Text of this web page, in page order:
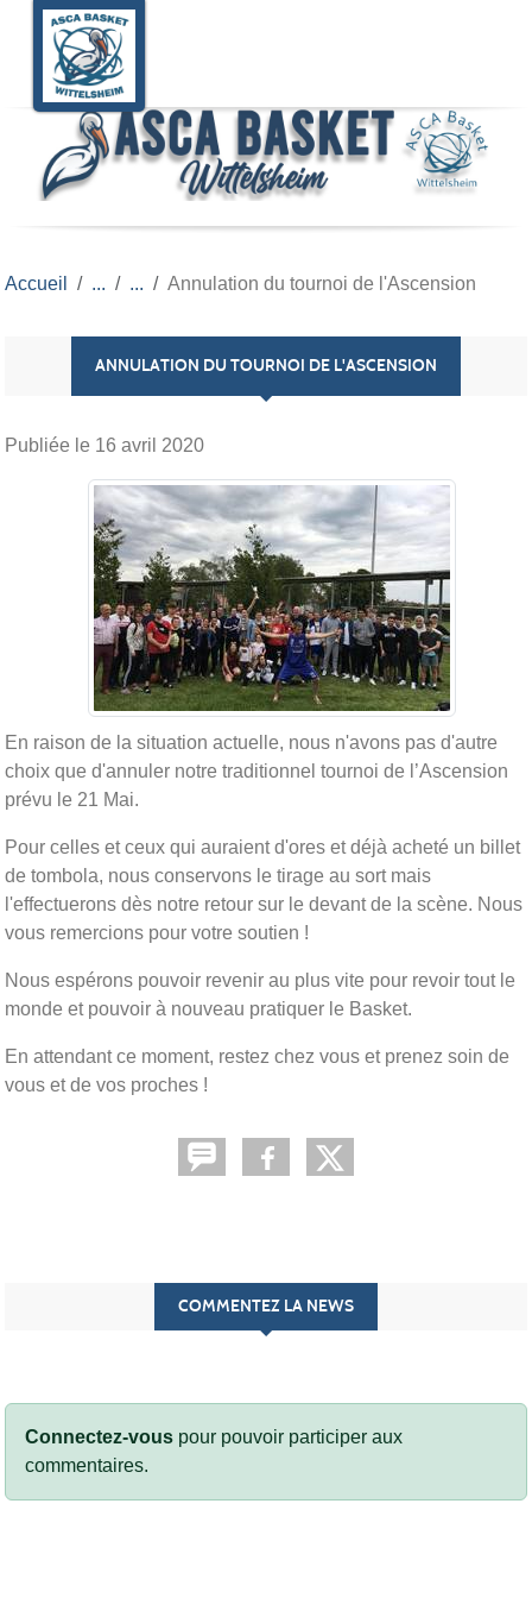
Accueil Annulation du tournoi de l'Ascension
ANNULATION DU TOURNOI DE L'ASCENSION
Publiée le 16 avril 2020
En raison de la situation actuelle, nous n'avons pas d'autre
choix que d'annuler notre traditionnel tournoi de l’Ascension
prévu le 21 Mai.
Pour celles et ceux qui auraient d'ores et déjà acheté un billet
de tombola, nous conservons le tirage au sort mais
l'effectuerons dès notre retour sur le devant de la scène. Nous
vous remercions pour votre soutien !
Nous espérons pouvoir revenir au plus vite pour revoir tout le
monde et pouvoir à nouveau pratiquer le Basket.
En attendant ce moment, restez chez vous et prenez soin de
vous et de vos proches !
COMMENTEZ LA NEWS
Connectez-vous pour pouvoir participer aux
commentaires.
Panneau de gestion des cookies